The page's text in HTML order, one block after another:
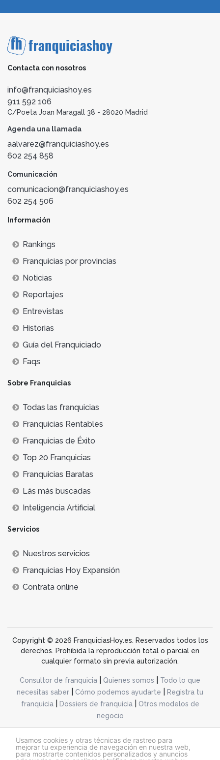
Usamos cookies y otras técnicas de rastreo para
mejorar tu experiencia de navegación en nuestra web,
para mostrarte contenidos personalizados y anuncios
Contacta con nosotros
info@franquiciashoy.es
911 592 106
C/Poeta Joan Maragall 38 - 28020 Madrid
Agenda una llamada
aalvarez@franquiciashoy.es
602 254 858
Comunicación
comunicacion@franquiciashoy.es
602 254 506
Información
Rankings
Franquicias por provincias
Noticias
Reportajes
Entrevistas
Historias
Guía del Franquiciado
Faqs
Sobre Franquicias
Todas las franquicias
Franquicias Rentables
Franquicias de Éxito
Top 20 Franquicias
Franquicias Baratas
Lás más buscadas
Inteligencia Artificial
Servicios
Nuestros servicios
Franquicias Hoy Expansión
Contrata online
Copyright © 2026 FranquiciasHoy.es. Reservados todos los
derechos. Prohibida la reproducción total o parcial en
cualquier formato sin previa autorización.
Consultor de franquicia Quienes somos
Todo lo que
necesitas saber
Cómo podemos ayudarte
Registra tu
franquicia| Dossiers de franquicia|
Otros modelos de
negocio